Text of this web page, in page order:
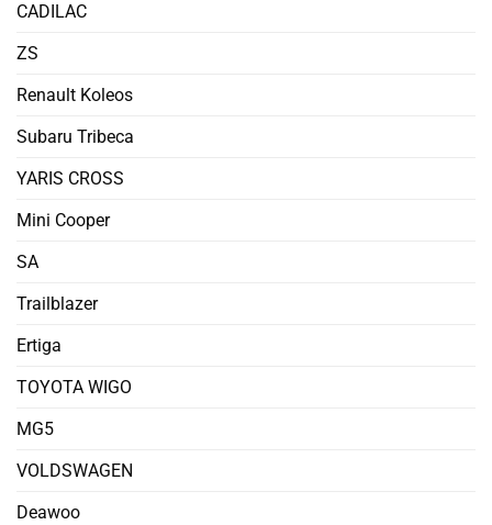
CADILAC
ZS
Renault Koleos
Subaru Tribeca
YARIS CROSS
Mini Cooper
SA
Trailblazer
Ertiga
TOYOTA WIGO
MG5
VOLDSWAGEN
Deawoo